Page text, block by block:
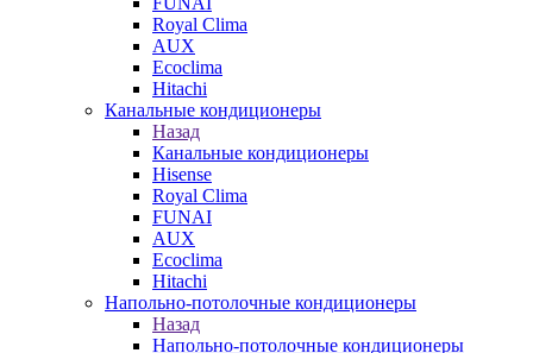
Royal Clima
AUX
Ecoclima
Hitachi
Канальные кондиционеры
Назад
Канальные кондиционеры
Hisense
Royal Clima
FUNAI
AUX
Ecoclima
Hitachi
Напольно-потолочные кондиционеры
Назад
Напольно-потолочные кондиционеры